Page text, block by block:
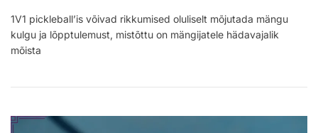
Pickleball:
Väärteo
Mängijate
1V1 pickleball’is võivad rikkumised oluliselt mõjutada mängu
kulgu ja lõpptulemust, mistõttu on mängijatele hädavajalik
mõista